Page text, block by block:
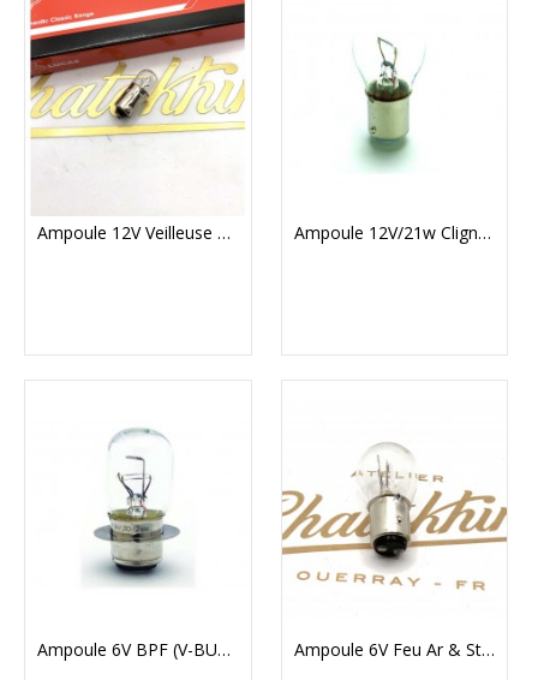
Ampoule 12V Veilleuse Et Instruments (V-BULB233) Ampoule 12V/21w Clignotant (V-BULB382)
Ampoule 6V BPF (V-BULB312) Ampoule 6V Feu Ar & Stop (V-BULB384)